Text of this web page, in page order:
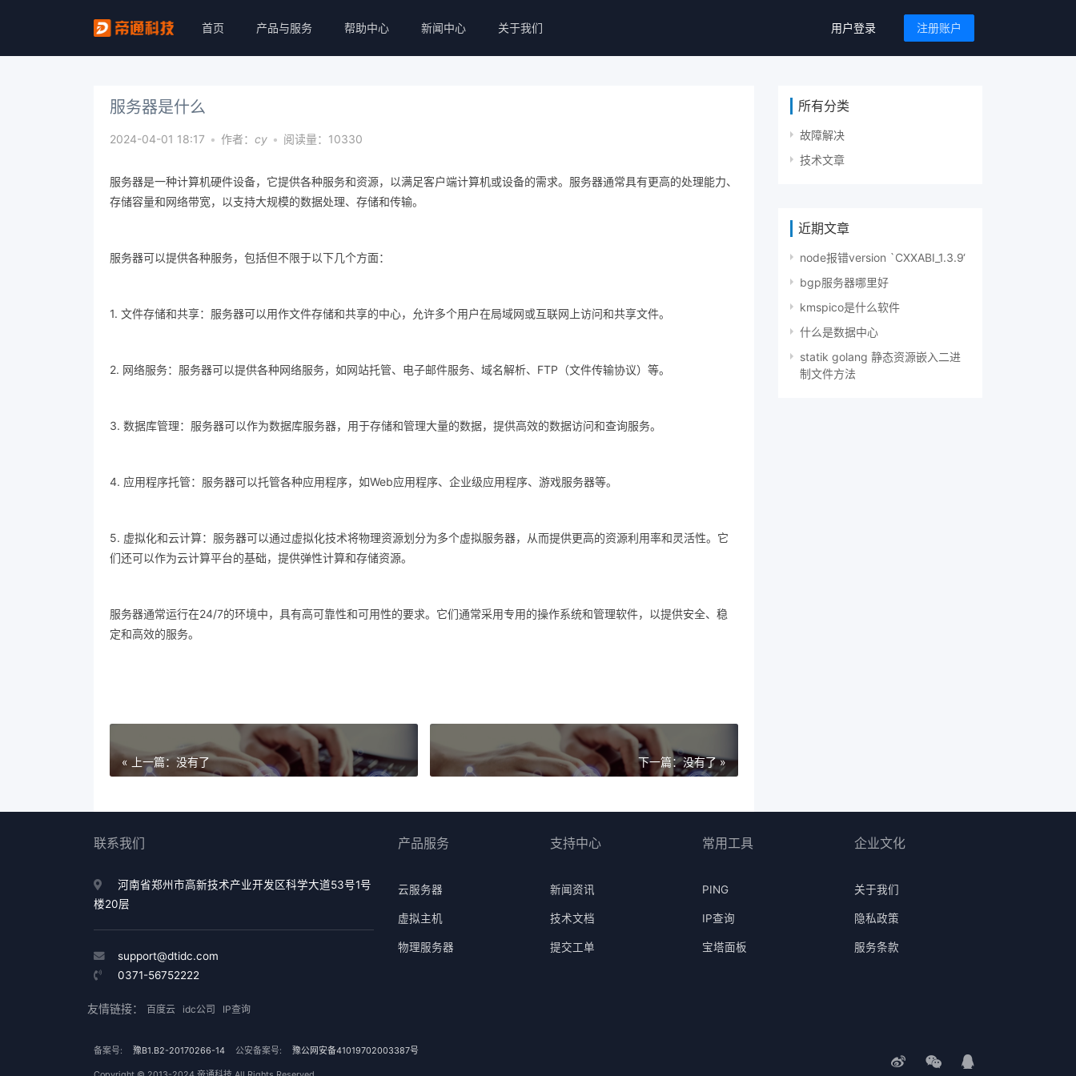
首页 产品与服务 帮助中心 新闻中心 关于我们 用户登录 注册账户
服务器是什么
2024-04-01 18:17 • 作者： cy • 阅读量：10330
服务器是一种计算机硬件设备，它提供各种服务和资源，以满足客户端计算机或设备的需求。服务器通常具有更高的处理能力、
存储容量和网络带宽，以支持大规模的数据处理、存储和传输。
服务器可以提供各种服务，包括但不限于以下几个方面：
1. 文件存储和共享：服务器可以用作文件存储和共享的中心，允许多个用户在局域网或互联网上访问和共享文件。
2. 网络服务：服务器可以提供各种网络服务，如网站托管、电子邮件服务、域名解析、FTP（文件传输协议）等。
3. 数据库管理：服务器可以作为数据库服务器，用于存储和管理大量的数据，提供高效的数据访问和查询服务。
4. 应用程序托管：服务器可以托管各种应用程序，如Web应用程序、企业级应用程序、游戏服务器等。
5. 虚拟化和云计算：服务器可以通过虚拟化技术将物理资源划分为多个虚拟服务器，从而提供更高的资源利用率和灵活性。它
们还可以作为云计算平台的基础，提供弹性计算和存储资源。
服务器通常运行在24/7的环境中，具有高可靠性和可用性的要求。它们通常采用专用的操作系统和管理软件，以提供安全、稳
定和高效的服务。
« 上一篇：没有了 下一篇：没有了 »
所有分类
故障解决
技术文章
近期文章
node报错version `CXXABI_1.3.9‘
bgp服务器哪里好
kmspico是什么软件
什么是数据中心
statik golang 静态资源嵌入二进
制文件方法
联系我们
河南省郑州市高新技术产业开发区科学大道53号1号
楼20层
support@dtidc.com
0371-56752222
产品服务
云服务器
虚拟主机
物理服务器
支持中心
新闻资讯
技术文档
提交工单
常用工具
PING
IP查询
宝塔面板
企业文化
关于我们
隐私政策
服务条款
友情链接： 百度云 idc公司 IP查询
备案号: 豫B1.B2-20170266-14 公安备案号: 豫公网安备41019702003387号